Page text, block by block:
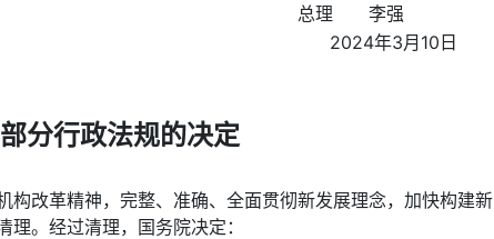
总理 李强
2024年3月10日
分行政法规的决定
改革精神，完整、准确、全面贯彻新发展理念，加快构建新
。经过清理，国务院决定：